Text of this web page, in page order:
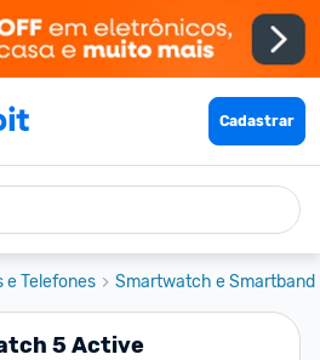
Cadastrar
e Telefones Smartwatch e Smartband
5 Active